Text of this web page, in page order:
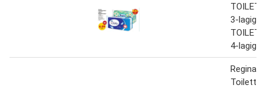
3-lagig
4-lagig
Regina